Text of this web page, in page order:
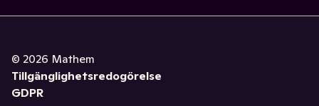
© 2026 Mathem
Tillgänglighetsredogörelse
GDPR